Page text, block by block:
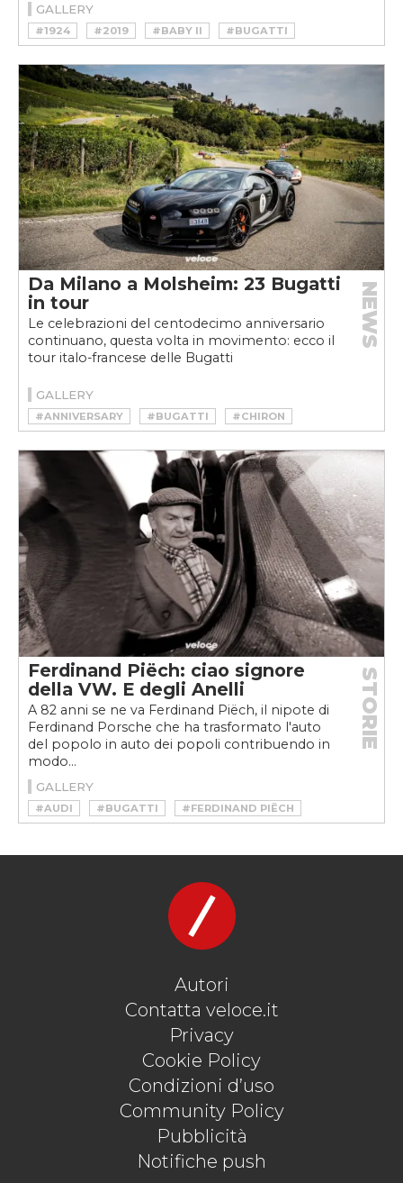
GALLERY
#1924 #2019 #BABY II
#BUGATTI
#CHIRON
#ETTORE BUGATTI
#HYPERCAR
#JUNIOR CAR
#MICHELIN
#TYPE 35
#VEYRON
Da Milano a Molsheim: 23 Bugatti
in tour
Le celebrazioni del centodecimo anniversario
continuano, questa volta in movimento: ecco il
tour italo-francese delle Bugatti
NEWS
GALLERY
#ANNIVERSARY #BUGATTI
#CHIRON
#CHIRON 11O ANS
#CHIRON SPORT
#HYPERCAR
#MILANO
#MOLSHEIM
#MONTECARLO
#VEYRON
#VEYRON 16.4
#VEYRON SS
#W16
Ferdinand Piëch: ciao signore
della VW. E degli Anelli
A 82 anni se ne va Ferdinand Piëch, il nipote di
Ferdinand Porsche che ha trasformato l'auto
del popolo in auto dei popoli contribuendo in
modo...
STORIE
GALLERY
#AUDI #BUGATTI
#FERDINAND PIËCH
#FERDINAND PORSCHE
#HYPERCAR
Autori
Contatta veloce.it
Privacy
Cookie Policy
Condizioni d’uso
Community Policy
Pubblicità
Notifiche push